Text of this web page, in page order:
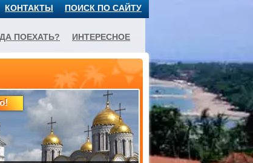
ПОИСК ПО САЙТУ
КОНТАКТЫ
ПОЕХАТЬ? ИНТЕРЕСНОЕ